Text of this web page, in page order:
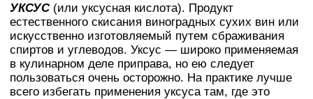
УКСУС(или уксусная кислота). Продукт
естественного скисания виноградных сухих вин или
искусственно изготовляемый путем сбраживания
спиртов и углеводов. Уксус — широко применяемая
в кулинарном деле приправа, но ею следует
пользоваться очень осторожно. На практике лучше
всего избегать применения уксуса там, где это